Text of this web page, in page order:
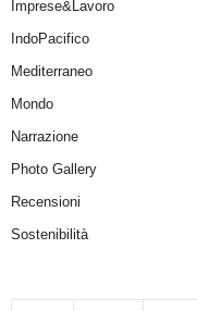
Imprese&Lavoro
IndoPacifico
Mediterraneo
Mondo
Narrazione
Photo Gallery
Recensioni
Sostenibilità